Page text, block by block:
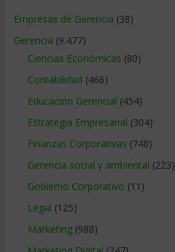
Empresas de Gerencia (38)
Gerencia (9.477)
Ciencias Económicas (80)
Contabilidad (466)
Educacion Gerencial (454)
Estrategia Empresarial (304)
Finanzas Corporativas (748)
Gerencia social y ambiental (223)
Gobierno Corporativo (11)
Legal (125)
Marketing(988)